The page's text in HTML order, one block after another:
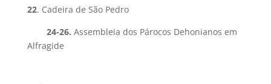
22. Cadeira de São Pedro
24-26. Assembleia dos Párocos Dehonianos em
Alfragide